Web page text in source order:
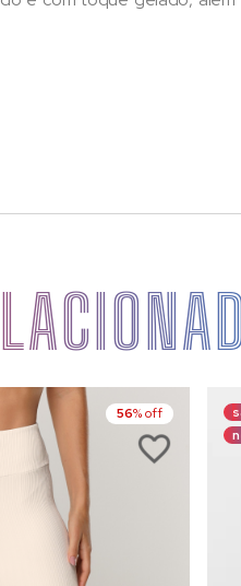
56% off